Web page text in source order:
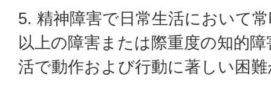
5. 精神障害で日常生活において
以上の障害または際重度の知的
活で動作および行動に著しい困